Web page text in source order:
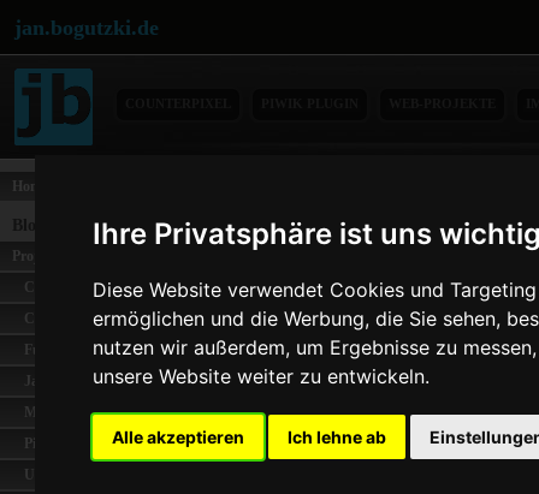
Ihre Privatsphäre ist uns
Diese Website verwendet Cookies und
ermöglichen und die Werbung, die Sie sehen,
nutzen wir außerdem, um Ergebnisse zu
unsere Website weiter zu entwickeln.
Alle akzeptieren Ich lehne ab
jan.bogutzki.de
Home
Blog-Themen
Projekte
Coingalery
Counterpixel
Functions-Online
Jabubo
Metagenerator
Piwik
Uebungen-Online
Nachdem die
mich dazu
Es kann nun auch auf
Funktionen sind
den kommenden Tagen.
Viel Spass auf den